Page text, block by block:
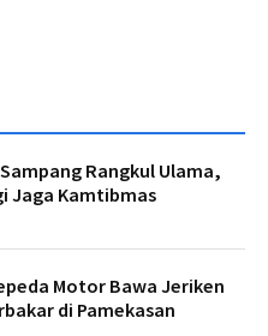
Rangkul Ulama,
Jaga Kamtibmas
Motor Bawa Jeriken
di Pamekasan